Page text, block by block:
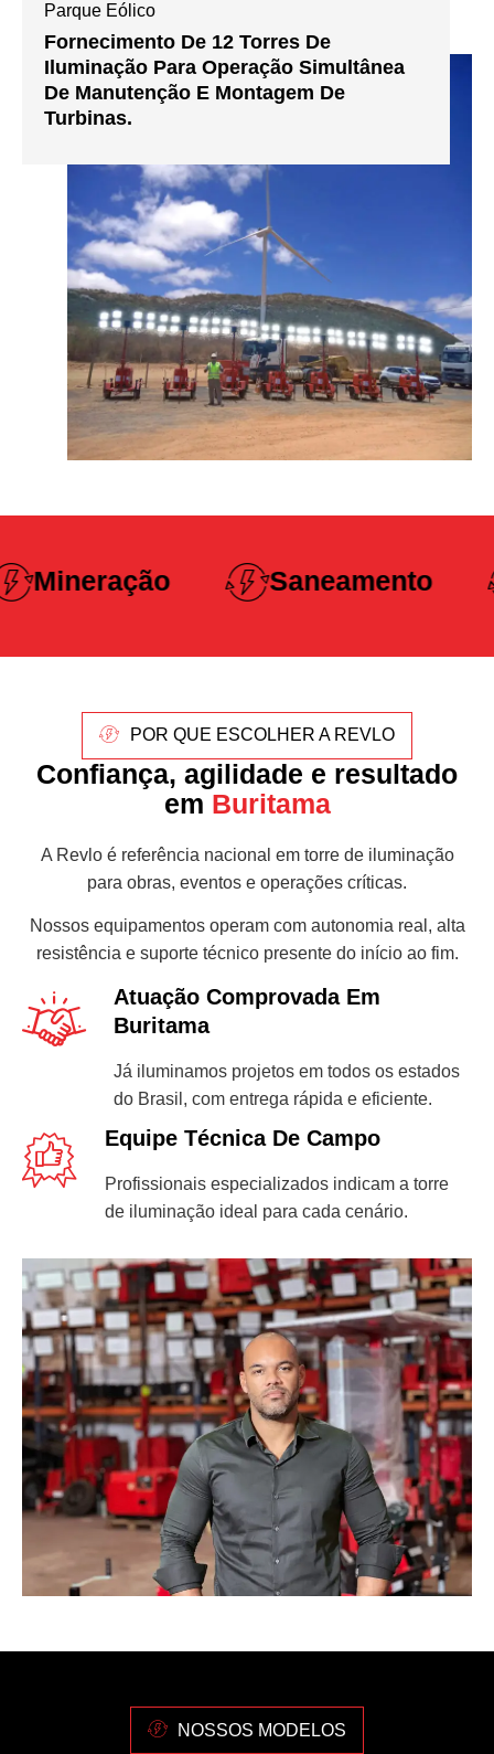
Parque Eólico
Fornecimento De 12 Torres De
Iluminação Para Operação Simultânea
De Manutenção E Montagem De
Turbinas.
Saneamento
Construção
Pesada
POR QUE ESCOLHER A REVLO
Confiança, agilidade e resultado
em Buritama
A Revlo é referência nacional em torre de iluminação
para obras, eventos e operações críticas.
Nossos equipamentos operam com autonomia real, alta
resistência e suporte técnico presente do início ao fim.
Atuação Comprovada Em
Buritama
Já iluminamos projetos em todos os estados
do Brasil, com entrega rápida e eficiente.
Equipe Técnica De Campo
Profissionais especializados indicam a torre
de iluminação ideal para cada cenário.
NOSSOS MODELOS